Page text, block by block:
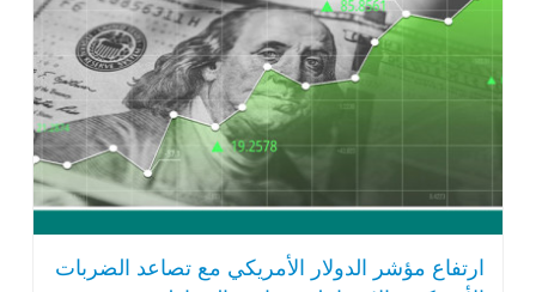
ارتفاع مؤشر الدولار الأمريكي مع تصاعد الضربات